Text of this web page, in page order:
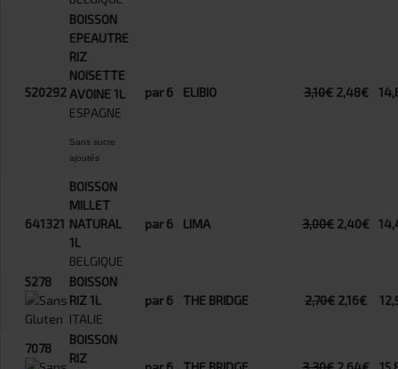
520292
BOISSON
EPEAUTRE
RIZ
NOISETTE
AVOINE 1L
ESPAGNE
Sans sucre
ajoutés
par 6 ELIBIO 3,10€ 2,48€
641321
BOISSON
MILLET
NATURAL
1L
BELGIQUE
par 6 LIMA 3,00€ 2,40€
5278
BOISSON
RIZ 1L
ITALIE
par 6 THE BRIDGE 2,70€ 2,16€
7078
BOISSON
RIZ